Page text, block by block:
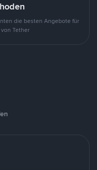
die besten Angebote für
Tether